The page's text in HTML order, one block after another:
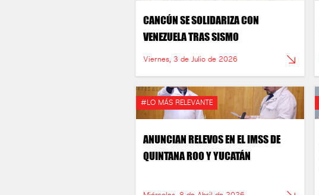
CANCÚN SE SOLIDARIZA CON
VENEZUELA TRAS SISMO
Viernes, 3 de Julio de 2026
#LO MÁS RELEVANTE
ANUNCIAN RELEVOS EN EL IMSS DE
QUINTANA ROO Y YUCATÁN